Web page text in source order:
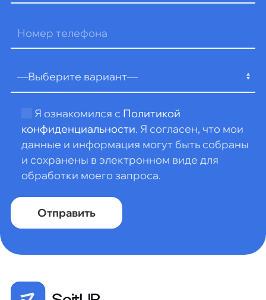
это
Я ознакомился с Политикой
конфиденциальности. Я согласен, что мои
данные и информация могут быть собраны
и сохранены в электронном виде для
обработки моего запроса.